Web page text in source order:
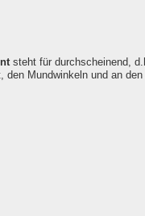
steht für durchscheinend,
Mundwinkeln und an den